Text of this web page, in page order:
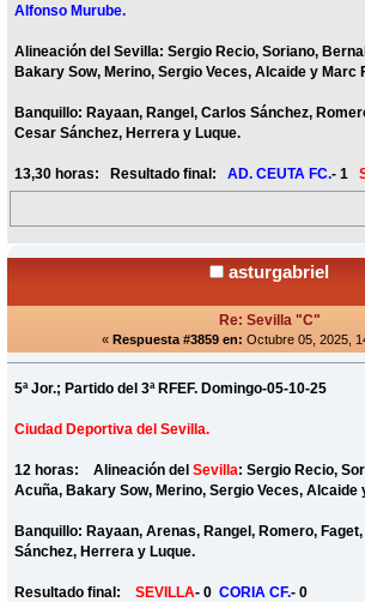
Alfonso Murube.
Alineación del Sevilla: Sergio Recio, Soriano,
Bakary Sow, Merino, Sergio Veces, Alcaide y Marc
Banquillo: Rayaan, Rangel, Carlos Sánchez,
Cesar Sánchez, Herrera y Luque.
13,30 horas: Resultado final:AD. CEUTA FC.- 1
asturgabriel
Re: Sevilla "C"
« Respuesta #3859 en: Octubre 05, 2025,
5ª Jor.; Partido del 3ª RFEF. Domingo-05-10-25
Ciudad Deportiva del Sevilla.
12 horas: Alineación delSevilla: Sergio Recio,
Acuña, Bakary Sow, Merino, Sergio Veces, Alcaide
Banquillo: Rayaan, Arenas, Rangel, Romero,
Sánchez, Herrera y Luque.
Resultado final:SEVILLA- 0CORIA CF.- 0